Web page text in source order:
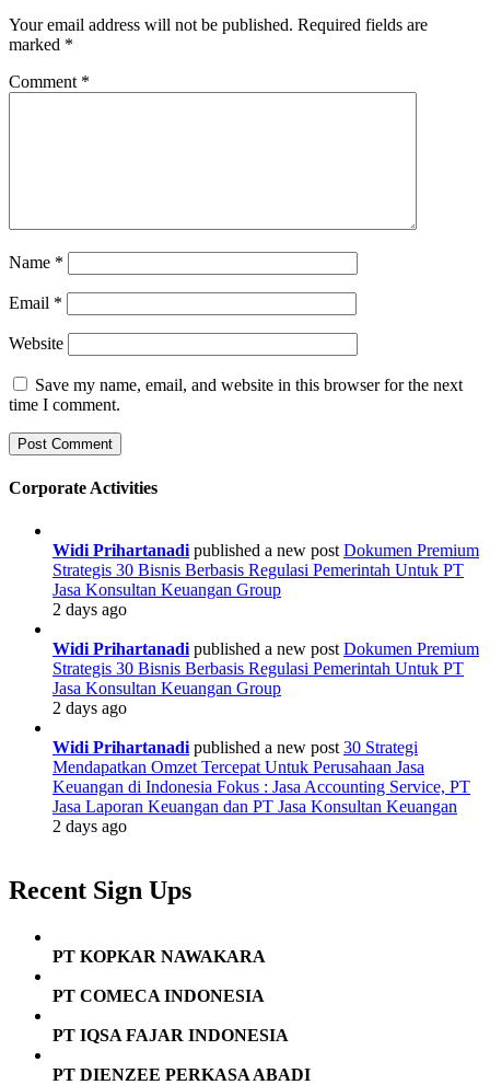
Your email address will not be published. Required fields are
marked *
Comment *
Name *
Email *
Website
Save my name, email, and website in this browser for the next
time I comment.
Corporate Activities
Widi Prihartanadi published a new post Dokumen Premium
Strategis 30 Bisnis Berbasis Regulasi Pemerintah Untuk PT
Jasa Konsultan Keuangan Group
2 days ago
Widi Prihartanadi published a new post Dokumen Premium
Strategis 30 Bisnis Berbasis Regulasi Pemerintah Untuk PT
Jasa Konsultan Keuangan Group
2 days ago
Widi Prihartanadi published a new post 30 Strategi
Mendapatkan Omzet Tercepat Untuk Perusahaan Jasa
Keuangan di Indonesia Fokus : Jasa Accounting Service, PT
Jasa Laporan Keuangan dan PT Jasa Konsultan Keuangan
2 days ago
Recent Sign Ups
PT KOPKAR NAWAKARA
PT COMECA INDONESIA
PT IQSA FAJAR INDONESIA
PT DIENZEE PERKASA ABADI